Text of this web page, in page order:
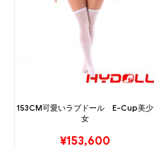
153CM可愛いラブドール E-Cup美少
女
¥153,600